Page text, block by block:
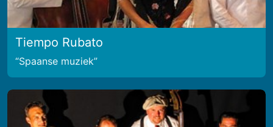
Tiempo Rubato
Spaanse muziek